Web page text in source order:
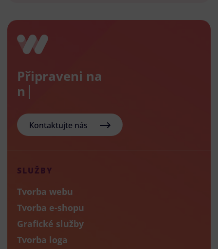
Připraveni na
nový e
Kontaktujte nás
SLUŽBY
Tvorba webu
Tvorba e-shopu
Grafické služby
Tvorba loga